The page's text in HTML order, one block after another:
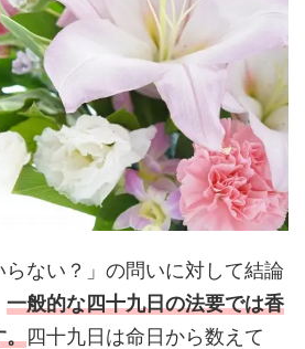
らない？」の問いに対して結論
一般的な四十九日の法要では香
。四十九日は命日から数えて